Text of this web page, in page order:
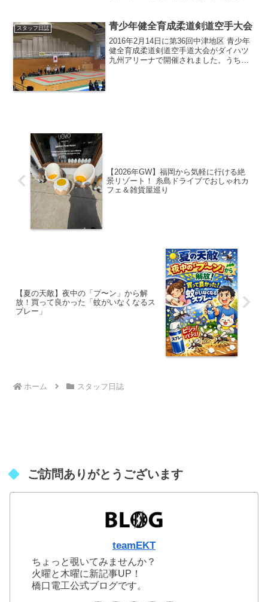
ろん無料ね）をまとめてみました。「お
店にまで入らなくていいんだ...
スタッフ日誌 青少年健全育成柔道剣道空手大会
2016年2月14日に第36回中津地区 青少年
健全育成柔道剣道空手道大会がダイハツ
九州アリーナで開催されました。うちは
【2026年GW】福岡から気軽に行ける絶
景リゾート！ 糸島ドライブでおしゃれカ
フェ＆雑貨屋巡り
【夏の天敵】夜中の「プ〜ン」から解
放！買って良かった「蚊がいなくなるス
プレー」
ホーム スタッフ日誌
ご訪問ありがとうございます
teamEKT
ちょっと覗いてみませんか？
火曜と木曜に新記事UP！
橋口電工公式ブログです。